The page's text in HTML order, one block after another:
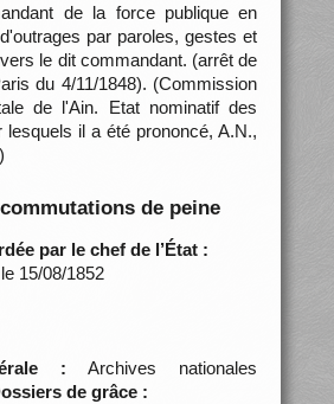
de la force publique en
par paroles, gestes et
le dit commandant. (arrêt de
du 4/11/1848). (Commission
de l'Ain. Etat nominatif des
lesquels il a été prononcé, A.N.,
de peine
par le chef de l’État :
15/08/1852
: Archives nationales
de grâce :